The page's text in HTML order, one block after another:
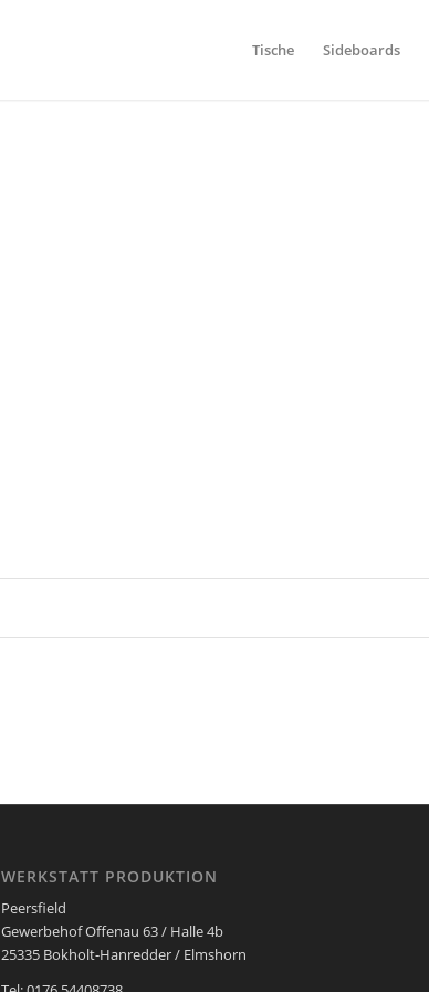
Tische Sideboards
WERKSTATT PRODUKTION
Peersfield
Gewerbehof Offenau 63 / Halle 4b
25335 Bokholt-Hanredder / Elmshorn